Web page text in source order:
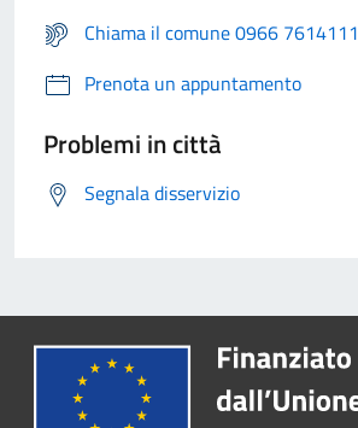
Chiama il comune 0966 7614111
Prenota un appuntamento
Problemi in città
Segnala disservizio